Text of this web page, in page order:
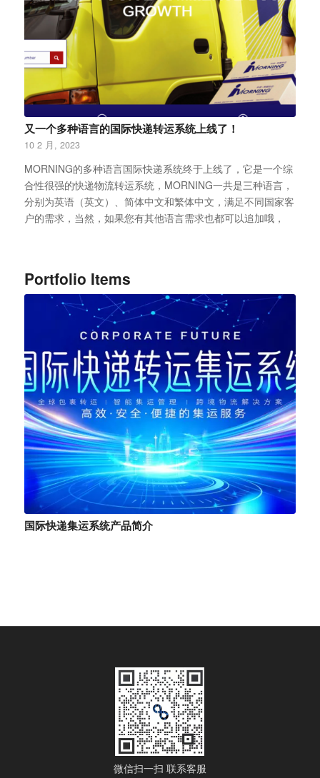
又一个多种语言的国际快递转运系统上线了！
10 2 月, 2023
MORNING的多种语言国际快递系统终于上线了，它是一个综
合性很强的快递物流转运系统，MORNING一共是三种语言，
分别为英语（英文）、简体中文和繁体中文，满足不同国家客
户的需求，当然，如果您有其他语言需求也都可以追加哦，
Portfolio Items
国际快递集运系统产品简介
微信扫一扫 联系客服